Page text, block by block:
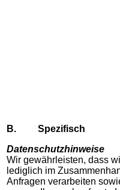
B. Spezifisch
Datenschutzhinweise
Wir gewährleisten, dass
lediglich im
Anfragen verarbeiten